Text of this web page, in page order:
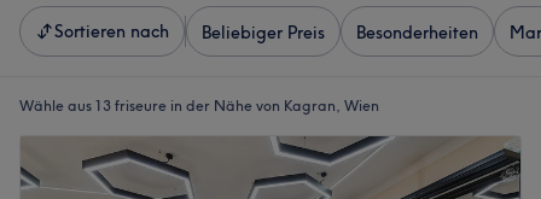
Sortieren nach Beliebiger Preis Besonderheiten
Wähle aus 13 friseure in der Nähe von Kagran, Wien